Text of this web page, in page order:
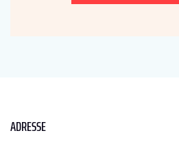
ADRESSE